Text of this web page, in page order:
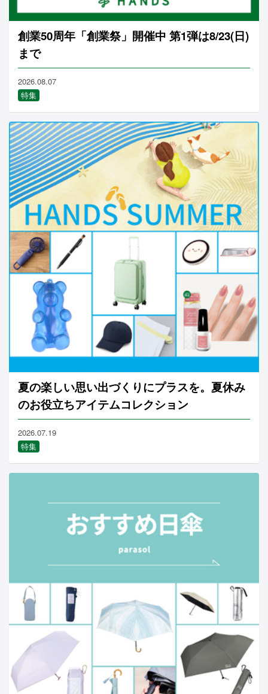
創業50周年「創業祭」開催中 第1弾は8/23(日)
まで
2026.08.07
特集
夏の楽しい思い出づくりにプラスを。夏休み
のお役立ちアイテムコレクション
2026.07.19
特集